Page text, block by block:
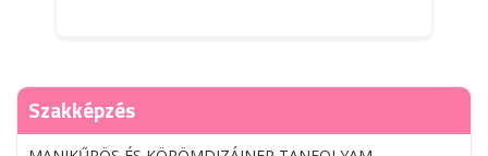
Szakképzés